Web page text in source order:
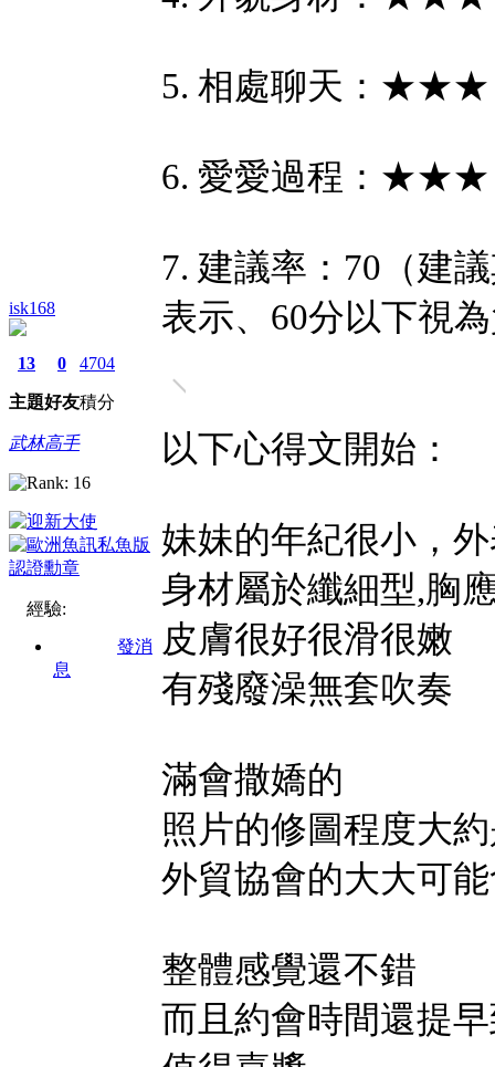
isk168
13
主題
0
好友
4704
積分
武林高手
經驗:
發消
息
5. 相處聊天：
6. 愛愛過程：
7. 建議率：70（建
表示、60分以下視
以下心得文開始：
妹妹的年紀很小，
身材屬於纖細型,胸
皮膚很好很滑很嫩
有殘廢澡無套吹奏
滿會撒嬌的
照片的修圖程度大
外貿協會的大大可
整體感覺還不錯
而且約會時間還提